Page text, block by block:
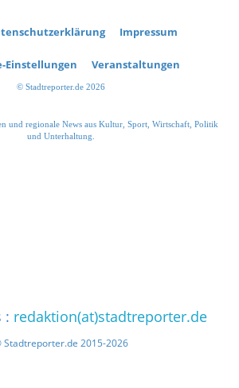
Impressum
Einstellungen Veranstaltungen
© Stadtreporter.de 2026
und regionale News aus Kultur, Sport, Wirtschaft, Politik
und Unterhaltung.
: redaktion(at)stadtreporter.de
Stadtreporter.de 2015-2026